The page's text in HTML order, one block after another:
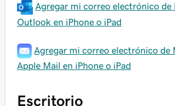
Agregar mi correo electrónico de
Outlook en iPhone o iPad
Agregar mi correo electrónico de
Apple Mail en iPhone o iPad
Escritorio